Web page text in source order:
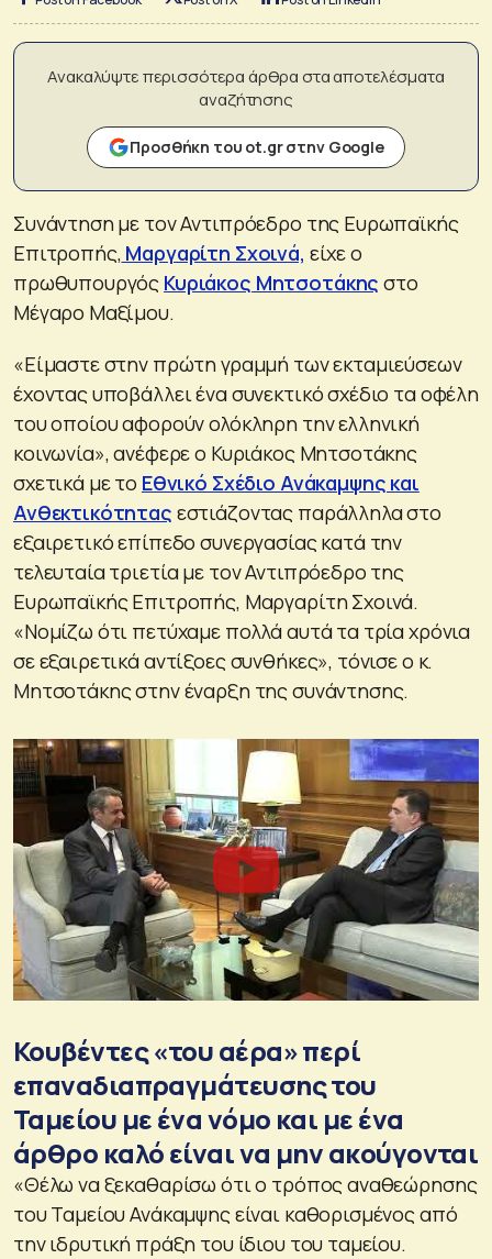
Ανακαλύψτε περισσότερα άρθρα στα αποτελέσματα
αναζήτησης
Προσθήκη του ot.gr στην Google
Συνάντηση με τον Αντιπρόεδρο της Ευρωπαϊκής
Επιτροπής, Μαργαρίτη Σχοινά, είχε ο
πρωθυπουργός Κυριάκος Μητσοτάκης στο
Μέγαρο Μαξίμου.
«Είμαστε στην πρώτη γραμμή των εκταμιεύσεων
έχοντας υποβάλλει ένα συνεκτικό σχέδιο τα οφέλη
του οποίου αφορούν ολόκληρη την ελληνική
κοινωνία», ανέφερε ο Κυριάκος Μητσοτάκης
σχετικά με το Εθνικό Σχέδιο Ανάκαμψης και
Ανθεκτικότητας εστιάζοντας παράλληλα στο
εξαιρετικό επίπεδο συνεργασίας κατά την
τελευταία τριετία με τον Αντιπρόεδρο της
Ευρωπαϊκής Επιτροπής, Μαργαρίτη Σχοινά.
«Νομίζω ότι πετύχαμε πολλά αυτά τα τρία χρόνια
σε εξαιρετικά αντίξοες συνθήκες», τόνισε ο κ.
Μητσοτάκης στην έναρξη της συνάντησης.
Κουβέντες «του αέρα» περί
επαναδιαπραγμάτευσης του
Ταμείου με ένα νόμο και με ένα
άρθρο καλό είναι να μην ακούγονται
«Θέλω να ξεκαθαρίσω ότι ο τρόπος αναθεώρησης
του Ταμείου Ανάκαμψης είναι καθορισμένος από
την ιδρυτική πράξη του ίδιου του ταμείου.